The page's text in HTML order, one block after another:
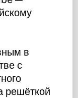
в
с
решёткой